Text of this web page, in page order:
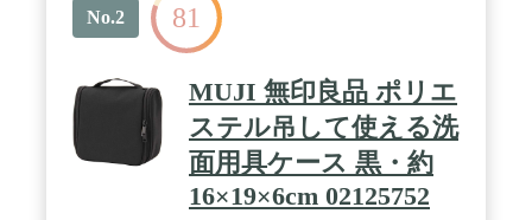
No.2 81
MUJI 無印良品 ポリエ
ステル吊して使える洗
面用具ケース 黒・約
16×19×6cm 02125752